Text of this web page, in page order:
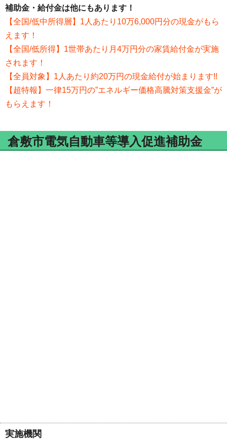
補助金・給付金は他にもあります！
【全国/低中所得層】1人あたり10万6,000円分の現金がもら
えます！
【全国/低所得】1世帯あたり月4万円分の家賃給付金が実施
されます！
【全員対象】1人あたり約20万円の現金給付が始まります!!
【超特報】一律15万円の”エネルギー価格高騰対策支援金”が
もらえます！
倉敷市電気自動車等導入促進補助金
実施機関